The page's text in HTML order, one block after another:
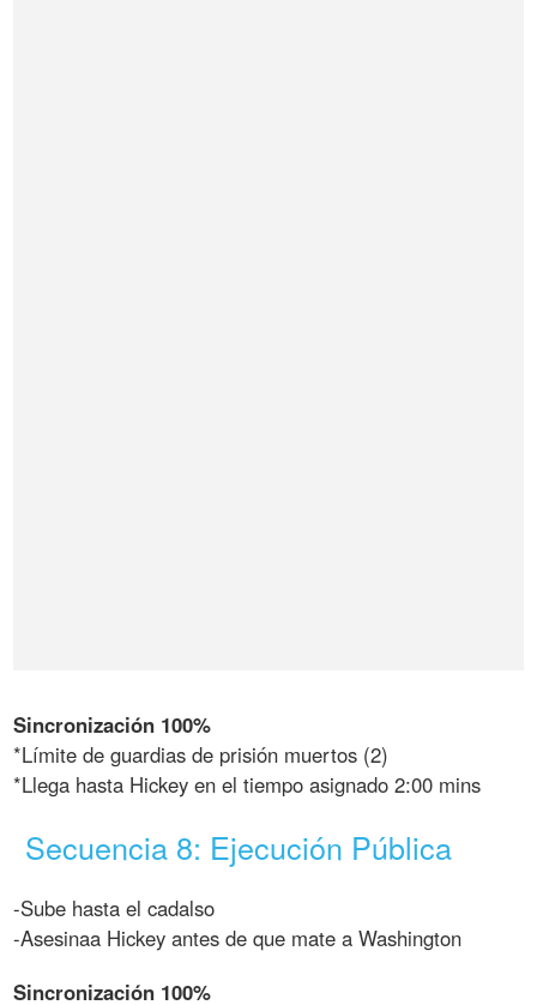
Sincronización 100%
*Límite de guardias de prisión muertos (2)
*Llega hasta Hickey en el tiempo asignado 2:00 mins
Secuencia 8: Ejecución Pública
-Sube hasta el cadalso
-Asesinaa Hickey antes de que mate a Washington
Sincronización 100%